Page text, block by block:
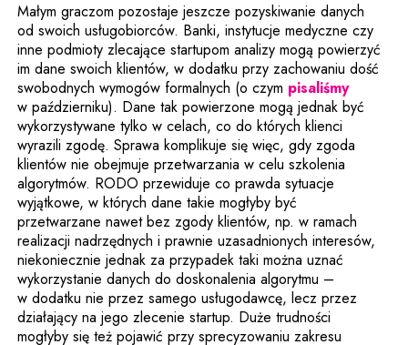
Małym graczom pozostaje jeszcze pozyskiwanie danych
od swoich usługobiorców. Banki, instytucje medyczne czy
inne podmioty zlecające startupom analizy mogą powierzyć
im dane swoich klientów, w dodatku przy zachowaniu dość
swobodnych wymogów formalnych (o czym pisaliśmy
w październiku). Dane tak powierzone mogą jednak być
wykorzystywane tylko w celach, co do których klienci
wyrazili zgodę. Sprawa komplikuje się więc, gdy zgoda
klientów nie obejmuje przetwarzania w celu szkolenia
algorytmów. RODO przewiduje co prawda sytuacje
wyjątkowe, w których dane takie mogłyby być
przetwarzane nawet bez zgody klientów, np. w ramach
realizacji nadrzędnych i prawnie uzasadnionych interesów,
niekoniecznie jednak za przypadek taki można uznać
wykorzystanie danych do doskonalenia algorytmu –
w dodatku nie przez samego usługodawcę, lecz przez
działający na jego zlecenie startup. Duże trudności
mogłyby się też pojawić przy sprecyzowaniu zakresu